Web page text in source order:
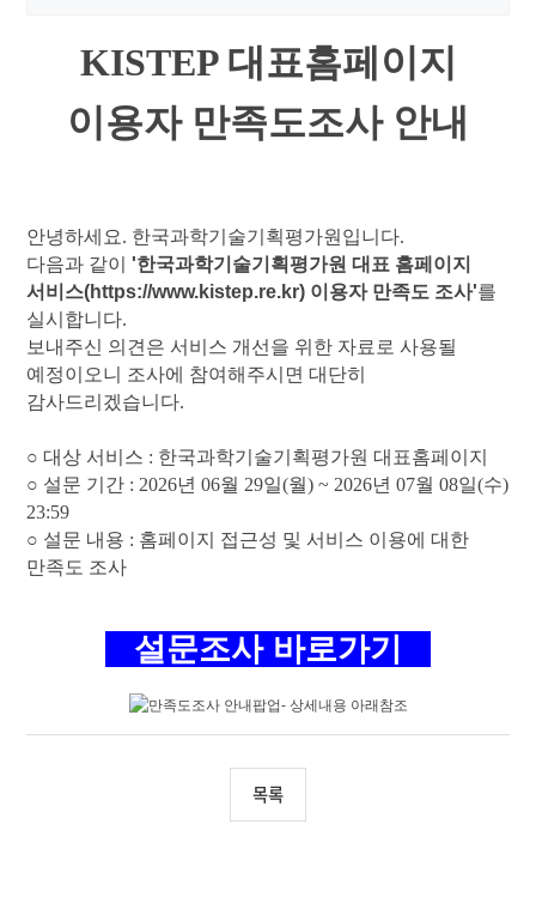
KISTEP 대표홈페이지
이용자 만족도조사 안내
안녕하세요. 한국과학기술기획평가원입니다.
다음과 같이 '한국과학기술기획평가원 대표 홈페이지
서비스(https://www.kistep.re.kr) 이용자 만족도 조사'를
실시합니다.
보내주신 의견은 서비스 개선을 위한 자료로 사용될
예정이오니 조사에 참여해주시면 대단히
감사드리겠습니다.
○ 대상 서비스 : 한국과학기술기획평가원 대표홈페이지
○ 설문 기간 : 2026년 06월 29일(월) ~ 2026년 07월 08일(수)
23:59
○ 설문 내용 : 홈페이지 접근성 및 서비스 이용에 대한
만족도 조사
설문조사 바로가기
2026
목록